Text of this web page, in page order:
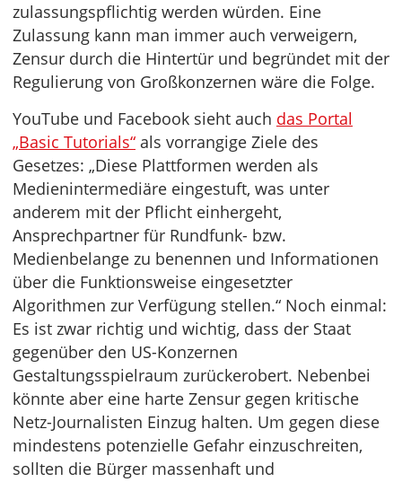
zulassungspflichtig werden würden. Eine
Zulassung kann man immer auch verweigern,
Zensur durch die Hintertür und begründet mit der
Regulierung von Großkonzernen wäre die Folge.
YouTube und Facebook sieht auch das Portal
„Basic Tutorials“ als vorrangige Ziele des
Gesetzes: „Diese Plattformen werden als
Medienintermediäre eingestuft, was unter
anderem mit der Pflicht einhergeht,
Ansprechpartner für Rundfunk- bzw.
Medienbelange zu benennen und Informationen
über die Funktionsweise eingesetzter
Algorithmen zur Verfügung stellen.“ Noch einmal:
Es ist zwar richtig und wichtig, dass der Staat
gegenüber den US-Konzernen
Gestaltungsspielraum zurückerobert. Nebenbei
könnte aber eine harte Zensur gegen kritische
Netz-Journalisten Einzug halten. Um gegen diese
mindestens potenzielle Gefahr einzuschreiten,
sollten die Bürger massenhaft und